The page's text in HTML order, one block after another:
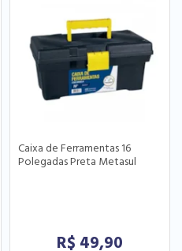
Caixa de Ferramentas 16
Polegadas Preta Metasul
R$ 49,90